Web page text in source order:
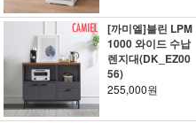
[까미엘]블린 LPM
1000 와이드 수납
렌지대(DK_EZ00
56)
255,000원